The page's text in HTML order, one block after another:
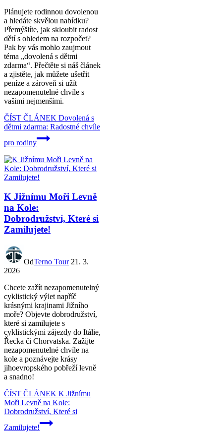
Plánujete rodinnou dovolenou
a hledáte skvělou nabídku?
Přemýšlíte, jak skloubit radost
dětí s ohledem na rozpočet?
Pak by vás mohlo zaujmout
téma „dovolená s dětmi
zdarma“. Přečtěte si náš článek
a zjistěte, jak můžete ušetřit
peníze a zároveň si užít
nezapomenutelné chvíle s
vašimi nejmenšími.
ČÍST ČLÁNEK Dovolená s
dětmi zdarma: Radostné chvíle
pro rodiny
K Jižnímu Moři Levně
na Kole:
Dobrodružství, Které si
Zamilujete!
OdTerno Tour 21. 3.
2026
Chcete zažít nezapomenutelný
cyklistický výlet napříč
krásnými krajinami Jižního
moře? Objevte dobrodružství,
které si zamilujete s
cyklistickými zájezdy do Itálie,
Řecka či Chorvatska. Zažijte
nezapomenutelné chvíle na
kole a poznávejte krásy
jihoevropského pobřeží levně
a snadno!
ČÍST ČLÁNEK K Jižnímu
Moři Levně na Kole:
Dobrodružství, Které si
Zamilujete!